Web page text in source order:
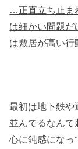
…正直立ち止ま
は細かい問題だ
は敷居が高い行
最初は地下鉄や
並んでるなん
心に鈍感になっ